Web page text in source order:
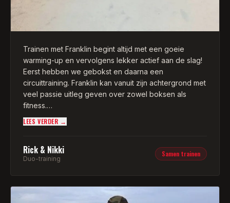
Trainen met Franklin begint altijd met een goeie
warming-up en vervolgens lekker actief aan de slag!
Eerst hebben we gebokst en daarna een
circuittraining. Franklin kan vanuit zijn achtergrond met
veel passie uitleg geven over zowel boksen als
fitness.
Door zijn positieve manier van coachen kan je echt
professionele begeleiding. Wij hebben de training als
zeer prettig ervaren en zeker voor herhaling vatbaar
LEES VERDER →
Rick & Nikki
Duo-training
Samen trainen